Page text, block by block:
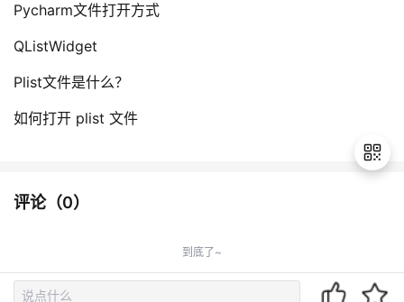
Pycharm文件打开方式
QListWidget
Plist文件是什么？
如何打开 plist 文件
评论（0）
到底了~